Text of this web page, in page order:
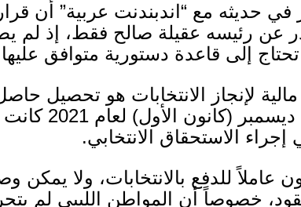
في حديثه مع “ اندبندنت عربية”
أن
عن رئيسه عقيلة صالح فقط، إذ
تحتاج إلى قاعدة دستورية متوافق
لإنجاز الانتخابات هو تحصيل
ديسمبر (كانون الأول) لعام 2021 كانت
الاستحقاق الانتخابي.
للدفع بالانتخابات، ولا يمكن
خصوصاً أن المواطن الليبي لم